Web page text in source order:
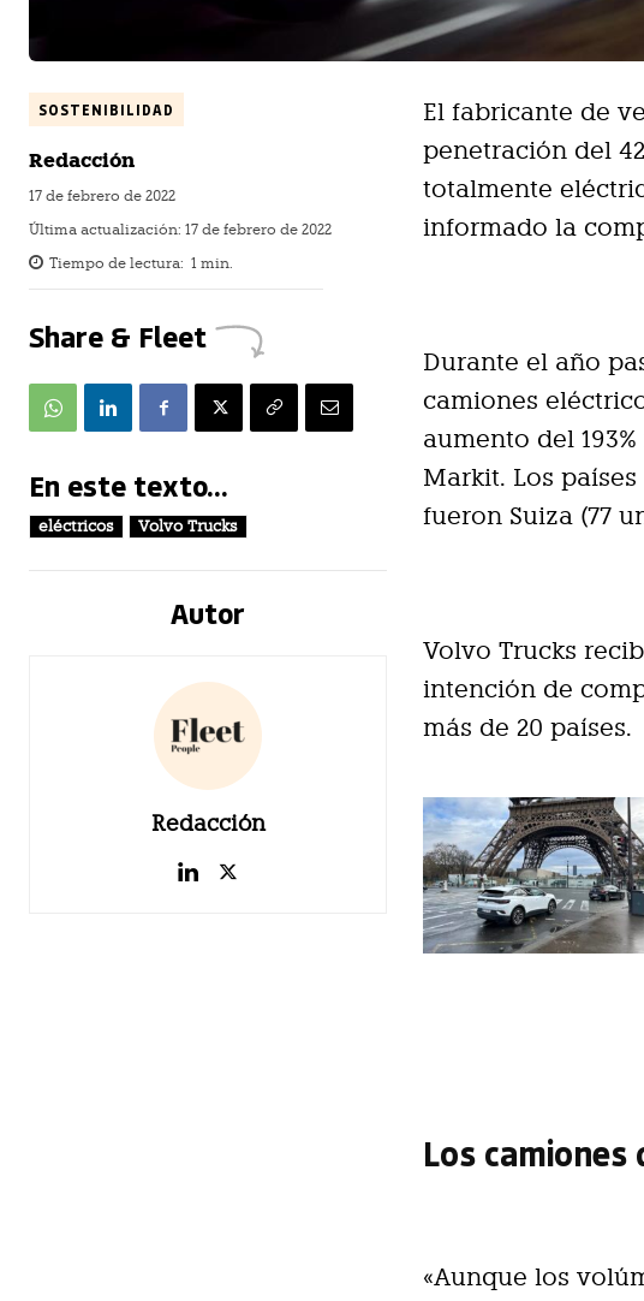
SOSTENIBILIDAD
Redacción
17 de febrero de 2022
Última actualización: 17 de febrero de 2022
Tiempo de lectura: 1 min.
Share & Fleet
En este texto...
eléctricos Volvo Trucks
Autor
Redacción
El fabricante de
penetración del
totalmente
informado la
Durante el año
camiones
aumento del
Markit. Los
fueron Suiza (77
Volvo Trucks
intención de
más de 20 países.
Los
«Aunque los